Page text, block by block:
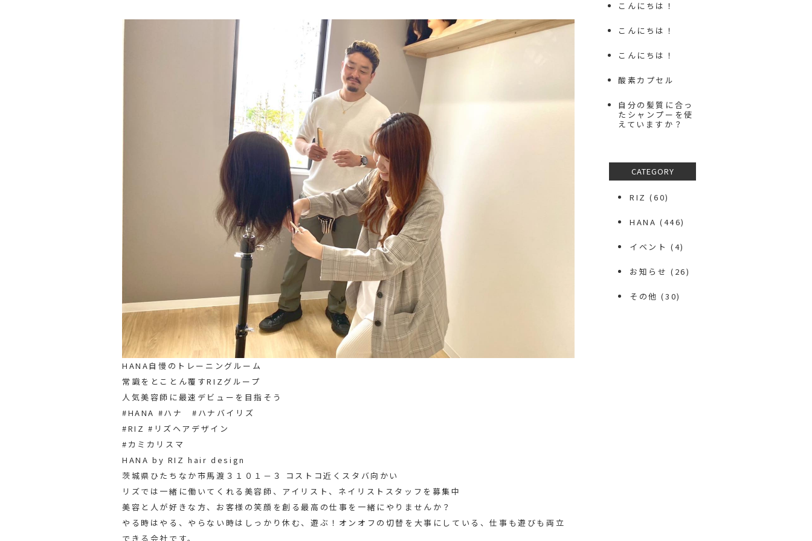
HANA自慢のトレーニングルーム️
常識をとことん覆すRIZグループ
人気美容師に最速デビューを目指そう️
#HANA #ハナ #ハナバイリズ
#RIZ #リズヘアデザイン
#カミカリスマ
HANA by RIZ hair design
茨城県ひたちなか市馬渡３１０１－３ コストコ近くスタバ向かい
リズでは一緒に働いてくれる美容師、アイリスト、ネイリストスタッフを募集中
美容と人が好きな方、お客様の笑顔を創る最高の仕事を一緒にやりませんか？
やる時はやる、やらない時はしっかり休む、遊ぶ！オンオフの切替を大事にしている、仕事も遊びも両立
できる会社です。
こんにちは！
こんにちは！
こんにちは！
酸素カプセル
自分の髪質に合っ
たシャンプーを使
えていますか？
CATEGORY
RIZ (60)
HANA (446)
イベント (4)
お知らせ (26)
その他 (30)